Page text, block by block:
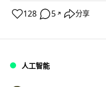
128 5 ↗ 分享
人工智能